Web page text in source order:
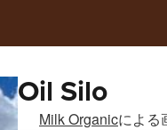
Oil Silo
Milk Organicによる